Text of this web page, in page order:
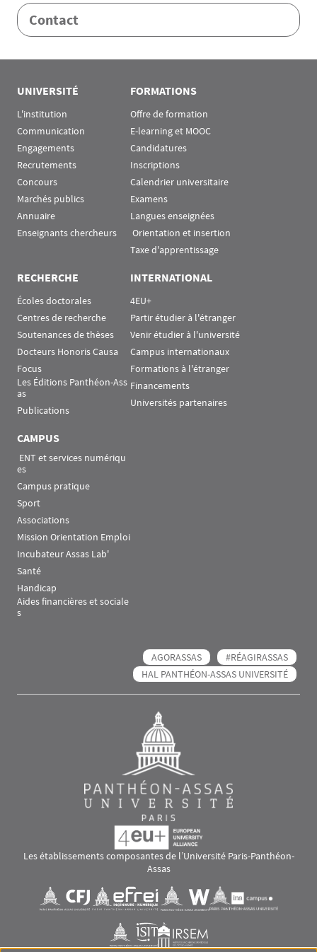
Contact
Rubrique Assas EN
UNIVERSITÉ
L'institution
Communication
Engagements
Recrutements
Concours
Marchés publics
Annuaire
Enseignants chercheurs
FORMATIONS
Offre de formation
E-learning et MOOC
Candidatures
Inscriptions
Calendrier universitaire
Examens
Langues enseignées
Orientation et insertion
Taxe d'apprentissage
RECHERCHE
Écoles doctorales
Centres de recherche
Soutenances de thèses
Docteurs Honoris Causa
Focus
Les Éditions Panthéon-Ass
as
Publications
INTERNATIONAL
4EU+
Partir étudier à l'étranger
Venir étudier à l'université
Campus internationaux
Formations à l'étranger
Financements
Universités partenaires
CAMPUS
es
Campus pratique
Sport
Associations
Mission Orientation Emploi
Incubateur Assas Lab'
Santé
Handicap
Aides financières et sociale
s
AGORASSAS
#RÉAGIRASSAS
HAL PANTHÉON-ASSAS UNIVERSITÉ
Les établissements composantes de l’Université Paris-Panthéon-
Assas
Visuel svgVisuel svg Visuel svgVisuel svg
Visuel svgVisuel svg